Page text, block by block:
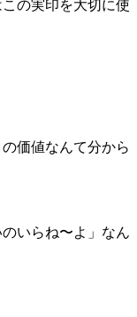
の実印を大切に使
価値なんて分から
いらね〜よ」なん